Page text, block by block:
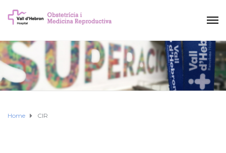
Home CIR